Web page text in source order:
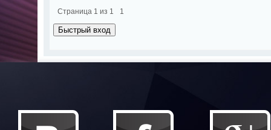
Страница 1 из 1 1